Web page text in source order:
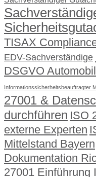
TISAX
EDV-Sachverständige
DSGVO
Informationssicherheitsbeauftragter
27001 &
durchführen ISO
externe Experten
Mittelstand Bayern
Dokumentation
27001 Einführung